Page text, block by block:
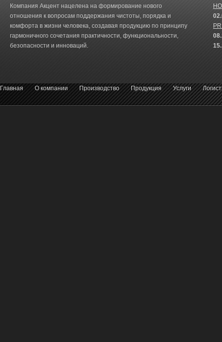
Компания Акцент нацелена на формирование нового
отношения к вопросам поддержания чистоты, порядка и
комфорта в жизни человека, создавая продукцию по принципу
гармоничного сочетания практичности, функциональности,
безопасности и инноваций.
Главная О компании Производство Продукция Услуги